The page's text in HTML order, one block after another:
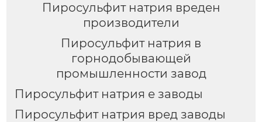
Пиросульфит натрия вреден
производители
Пиросульфит натрия в
горнодобывающей
промышленности завод
Пиросульфит натрия е заводы
Пиросульфит натрия вред заводы